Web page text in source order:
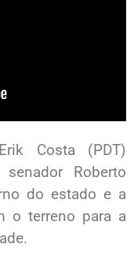
Costa (PDT)
Roberto
do estado e a
o terreno para a